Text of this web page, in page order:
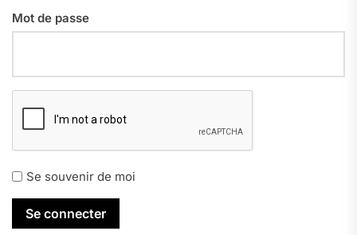
Mot de passe
Se souvenir de moi